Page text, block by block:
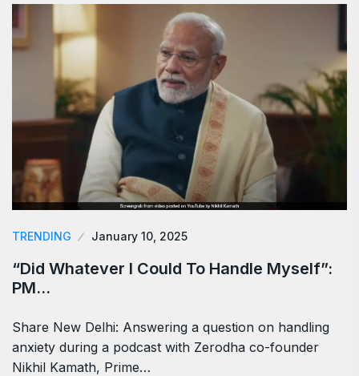
TRENDING January 10, 2025
“Did Whatever I Could To Handle Myself”:
PM…
Share New Delhi: Answering a question on handling
anxiety during a podcast with Zerodha co-founder
Nikhil Kamath, Prime…